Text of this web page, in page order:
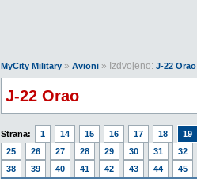
MyCity Military » Avioni » Izdvojeno: J-22 Orao
J-22 Orao
Strana: 1 14 15 16 17 18 19
25
26 27 28 29 30 31 32
38
39 40 41 42 43 44 45